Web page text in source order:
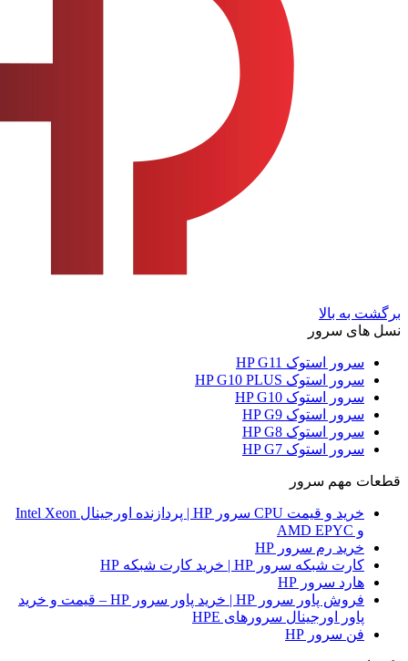
برگشت به بالا
نسل های سرور
سرور استوک HP G11
سرور استوک HP G10 PLUS
سرور استوک HP G10
سرور استوک HP G9
سرور استوک HP G8
سرور استوک HP G7
قطعات مهم سرور
خرید و قیمت CPU سرور HP | پردازنده اورجینال Intel Xeon
و AMD EPYC
خرید رم سرور HP
کارت شبکه سرور HP | خرید کارت شبکه HP
هارد سرور HP
فروش پاور سرور HP | خرید پاور سرور HP – قیمت و خرید
پاور اورجینال سرورهای HPE
فن سرور HP